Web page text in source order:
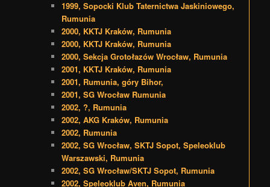
1999, Sopocki Klub Taternictwa Jaskiniowego,
Rumunia
2000, KKTJ Kraków, Rumunia
2000, KKTJ Kraków, Rumunia
2000, Sekcja Grotołazów Wrocław, Rumunia
2001, KKTJ Kraków, Rumunia
2001, Rumunia, góry Bihor,
2001, SG Wrocław Rumunia
2002, ?, Rumunia
2002, AKG Kraków, Rumunia
2002, Rumunia
2002, SG Wrocław, SKTJ Sopot, Speleoklub
Warszawski, Rumunia
2002, SG Wrocław/SKTJ Sopot, Rumunia
2002, Speleoklub Aven, Rumunia